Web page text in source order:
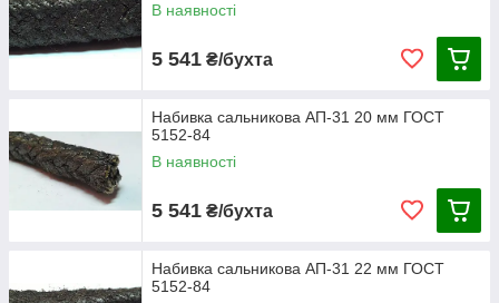
В наявності
5 541 ₴/бухта
Набивка сальникова АП-31 20 мм ГОСТ
5152-84
В наявності
5 541 ₴/бухта
Набивка сальникова АП-31 22 мм ГОСТ
5152-84